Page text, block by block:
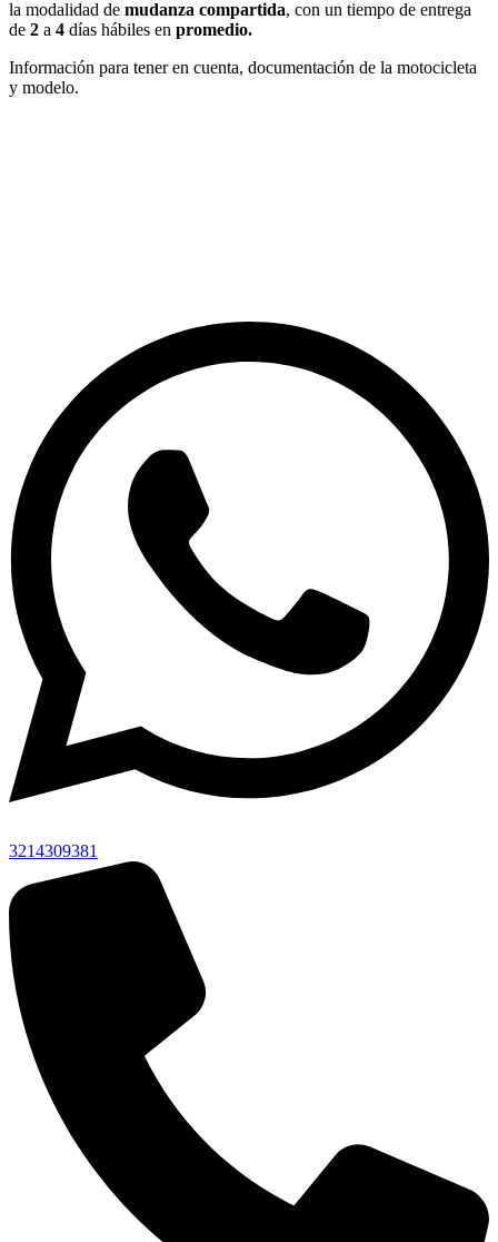
la modalidad de mudanza compartida, con un tiempo de entrega
de 2 a 4 días hábiles en promedio.
Información para tener en cuenta, documentación de la motocicleta
y modelo.
3214309381